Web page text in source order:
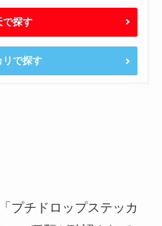
で探す
リで探す
プチドロップステッカ